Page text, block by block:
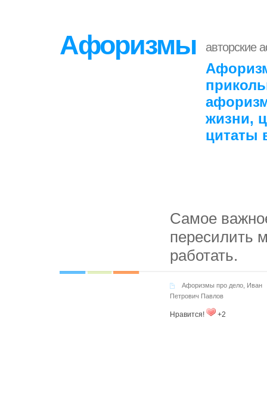
Афоризмы авторские
жизни,
цитаты
Самое
пересилить
работать.
Афоризмы про дело Иван
Петрович Павлов
Нравится! +2